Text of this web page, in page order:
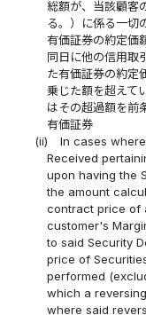
総額が、当該顧客
る。）に係る一切
有価証券の約定価
同日に他の信用取
た有価証券の約定
乗じた額を超えて
はその超過額を前
有価証券
(ii)
In cases
Received
upon having the
the amount
contract price of
customer's
to said Security
price of
performed
which a
where said